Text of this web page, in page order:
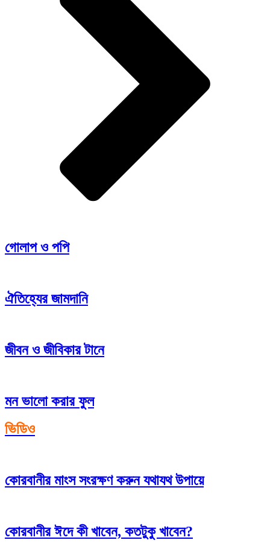
গোলাপ ও পপি
ঐতিহ্যের জামদানি
জীবন ও জীবিকার টানে
মন ভালো করার ফুল
ভিডিও
কোরবানীর মাংস সংরক্ষণ করুন যথাযথ উপায়ে
কোরবানীর ঈদে কী খাবেন, কতটুকু খাবেন?